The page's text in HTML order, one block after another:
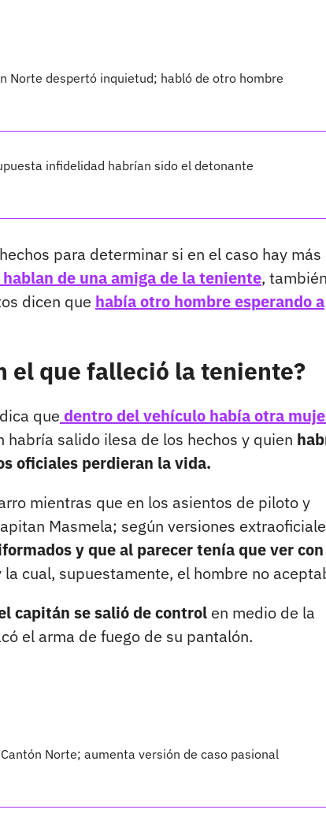
Norte despertó inquietud; habló de otro hombre
infidelidad habrían sido el detonante
para determinar si en el caso hay más
de una amiga de la teniente,
dicen que había otro hombre esperando a
el que falleció la teniente?
que dentro del vehículo había otra
salido ilesa de los hechos y quien
oficiales perdieran la vida.
mientras que en los asientos de piloto y
Masmela; según versiones
y que al parecer tenía que ver con
cual, supuestamente, el hombre no
capitán se salió de control en medio de la
el arma de fuego de su pantalón.
Norte; aumenta versión de caso pasional